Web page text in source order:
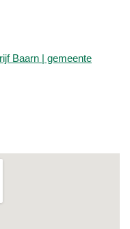
Baarn | gemeente